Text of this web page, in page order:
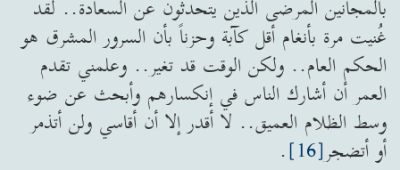
بالمجانين المرضى الذين يتحدثون عن السعادة.. لقد
غُنيت مرة بأنغام أقل كآبة وحزناً بأن السرور المشرق هو
الحكم العام.. ولكن الوقت قد تغير.. وعلمني تقدم
العمر أن أشارك الناس في إنكسارهم وأبحث عن ضوء
وسط الظلام العميق.. لا أقدر إلا أن أقاسي ولن أتذمر
أو أتضجر[16]
.